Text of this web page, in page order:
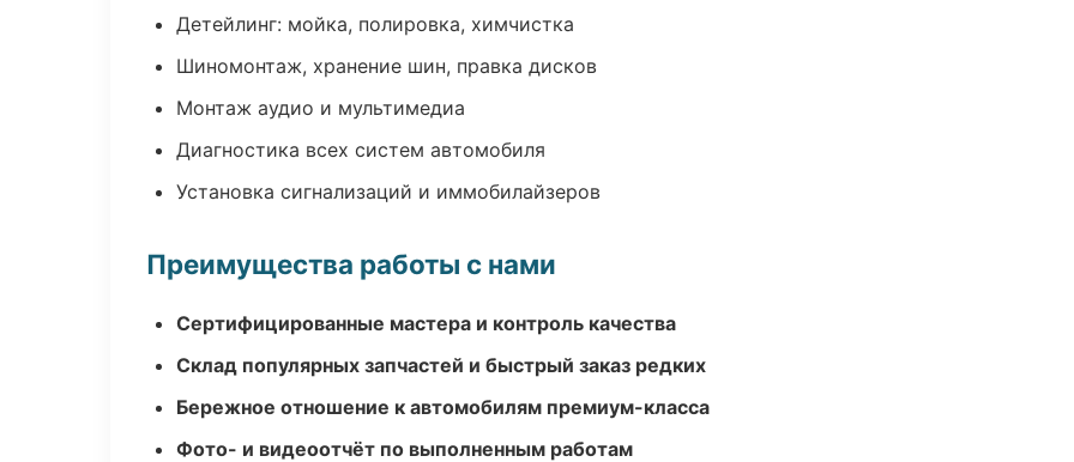
Детейлинг: мойка, полировка, химчистка
Шиномонтаж, хранение шин, правка дисков
Монтаж аудио и мультимедиа
Диагностика всех систем автомобиля
Установка сигнализаций и иммобилайзеров
Преимущества работы с нами
Сертифицированные мастера и контроль качества
Склад популярных запчастей и быстрый заказ редких
Бережное отношение к автомобилям премиум-класса
Фото- и видеоотчёт по выполненным работам